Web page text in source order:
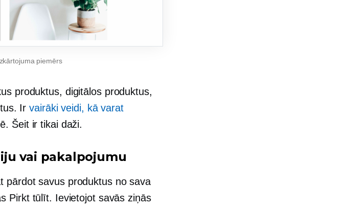
piemērs
produktus, digitālos produktus,
Irvairāki veidi, kā varat
Šeit ir tikai daži.
vai pakalpojumu
pārdot savus produktus no sava
Pirkt tūlīt. Ievietojot savās ziņās